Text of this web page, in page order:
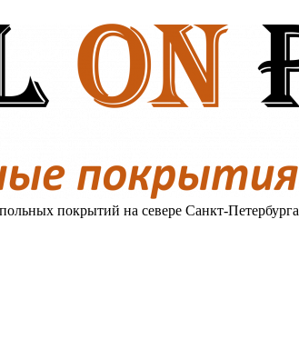
покрытий на севере Санкт-Петербурга